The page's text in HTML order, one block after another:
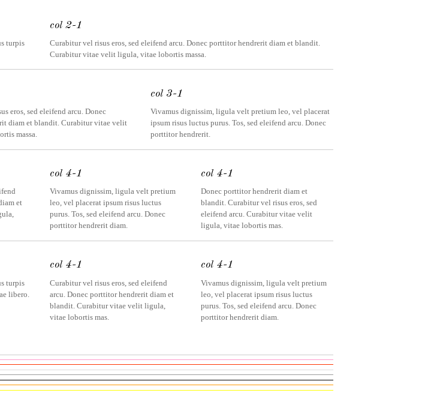
turpis
col 2-1
Curabitur vel risus eros, sed eleifend arcu. Donec porttitor hendrerit diam et blandit.
Curabitur vitae velit ligula, vitae lobortis massa.
eros, sed eleifend arcu. Donec
diam et blandit. Curabitur vitae velit
massa.
col 3-1
Vivamus dignissim, ligula velt pretium leo, vel placerat
ipsum risus luctus purus. Tos, sed eleifend arcu. Donec
porttitor hendrerit.
et
col 4-1
Vivamus dignissim, ligula velt pretium
leo, vel placerat ipsum risus luctus
purus. Tos, sed eleifend arcu. Donec
porttitor hendrerit diam.
col 4-1
Donec porttitor hendrerit diam et
blandit. Curabitur vel risus eros, sed
eleifend arcu. Curabitur vitae velit
ligula, vitae lobortis mas.
turpis
libero.
col 4-1
Curabitur vel risus eros, sed eleifend
arcu. Donec porttitor hendrerit diam et
blandit. Curabitur vitae velit ligula,
vitae lobortis mas.
col 4-1
Vivamus dignissim, ligula velt pretium
leo, vel placerat ipsum risus luctus
purus. Tos, sed eleifend arcu. Donec
porttitor hendrerit diam.